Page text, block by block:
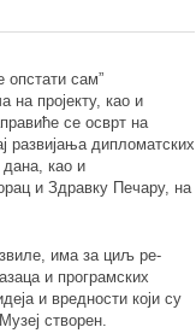
сам”
на пројекту, као и
се осврт на
развијања дипломатских
као и
и Здравку Печару, на
има за циљ ре-
и програмских
и вредности који су
створен.